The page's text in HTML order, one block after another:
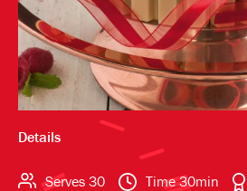
Details
Serves 30 Time 30min